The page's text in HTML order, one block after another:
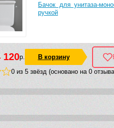
Бачок для унитаза-
ручкой
120р. В корзину
0 из 5 звёзд (основано на 0